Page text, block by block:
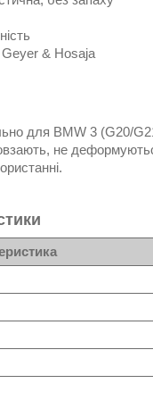
& Hosaja
для BMW 3 (G20/
не